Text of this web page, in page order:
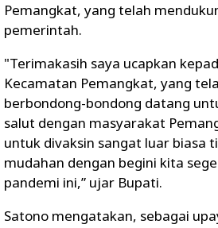
Pemangkat, yang telah
pemerintah.
"Terimakasih saya ucapkan
Kecamatan Pemangkat, yang
berbondong-bondong datang
salut dengan masyarakat
untuk divaksin sangat luar biasa
mudahan dengan begini kita
pandemi ini,” ujar Bupati.
Satono mengatakan, sebagai